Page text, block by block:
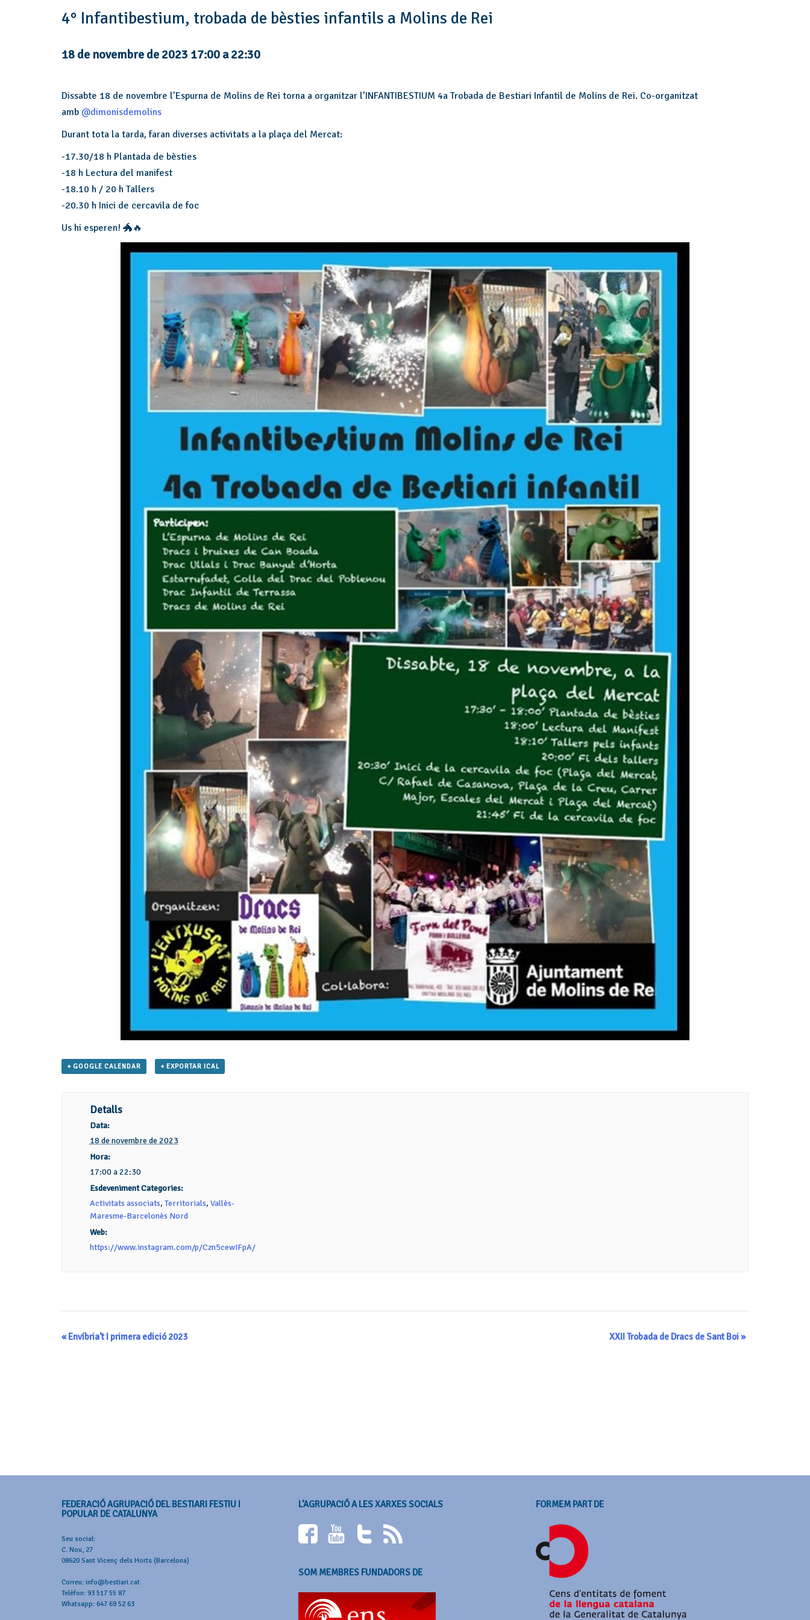
4° Infantibestium, trobada de bèsties infantils a Molins de Rei
18 de novembre de 2023 17:00 a22:30
Dissabte 18 de novembre l’Espurna de Molins de Rei torna a organitzar l’INFANTIBESTIUM 4a Trobada de Bestiari Infantil de Molins de Rei. Co-organitzat
amb @dimonisdemolins
Durant tota la tarda, faran diverses activitats a la plaça del Mercat:
-17.30/18 h Plantada de bèsties
-18 h Lectura del manifest
-18.10 h / 20 h Tallers
-20.30 h Inici de cercavila de foc
Us hi esperen! 🐲🔥
+ GOOGLE CALENDAR + EXPORTAR ICAL
Detalls
Data:
18 de novembre de 2023
Hora:
17:00 a 22:30
Esdeveniment Categories:
Activitats associats, Territorials, Vallès-
Maresme-Barcelonès Nord
Web:
https://www.instagram.com/p/Czn5cewIFpA/
Navegació
«Envíbria’t I primera edició 2023 XXII Trobada de Dracs de Sant Boi»
FEDERACIÓ AGRUPACIÓ DEL BESTIARI FESTIU I
POPULAR DE CATALUNYA
Seu social:
C. Nou, 27
08620 Sant Vicenç dels Horts (Barcelona)
Correu: info@bestiari.cat
Telèfon: 93 517 55 87
Whatsapp: 647 69 52 63
L’AGRUPACIÓ A LES XARXES SOCIALS
SOM MEMBRES FUNDADORS DE
FORMEM PART DE